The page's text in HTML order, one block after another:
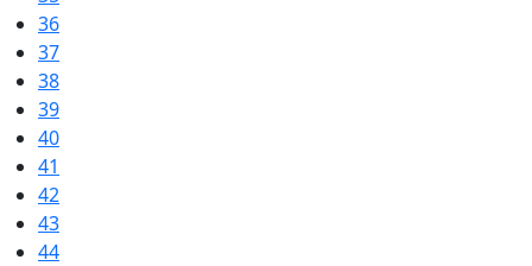
36
37
38
39
40
41
42
43
44